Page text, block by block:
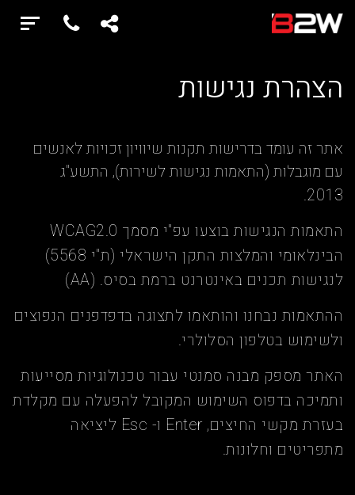
הצהרת נגישות
אתר זה עומד בדרישות תקנות שיוויון זכויות לאנשים
עם מוגבלות (התאמות נגישות לשירות), התשע"ג
2013.
התאמות הנגישות בוצעו עפ"י מסמך WCAG2.0
הבינלאומי והמלצות התקן הישראלי (ת"י 5568)
לנגישות תכנים באינטרנט ברמת בסיס. (AA)
ההתאמות נבחנו והותאמו לתצוגה בדפדפנים הנפוצים
ולשימוש בטלפון הסלולרי.
האתר מספק מבנה סמנטי עבור טכנולוגיות מסייעות
ותמיכה בדפוס השימוש המקובל להפעלה עם מקלדת
בעזרת מקשי החיצים, Enter ו- Esc ליציאה
מתפריטים וחלונות.